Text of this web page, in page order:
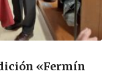
«Fermín